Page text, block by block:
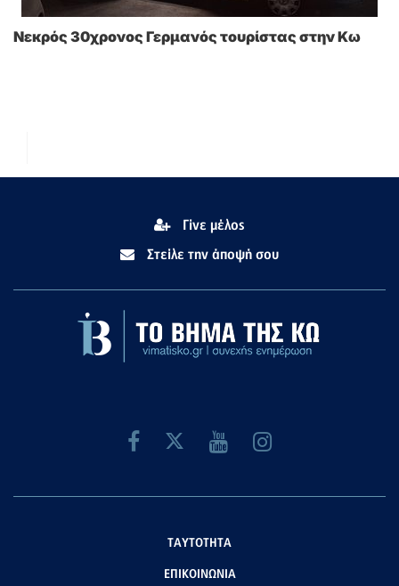
Νεκρός 30χρονος Γερμανός τουρίστας στην Κω
Γίνε μέλος
Στείλε την άποψή σου
ΤΑΥΤΟΤΗΤΑ
ΕΠΙΚΟΙΝΩΝΙΑ